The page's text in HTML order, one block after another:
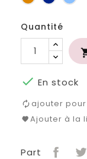
Quantité
 En stock
ajouter
Ajouter à la
Part